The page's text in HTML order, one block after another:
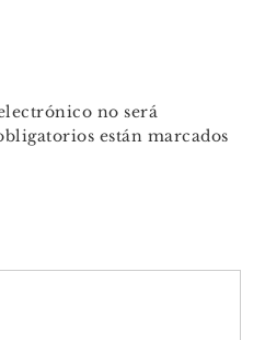
no será
están marcados